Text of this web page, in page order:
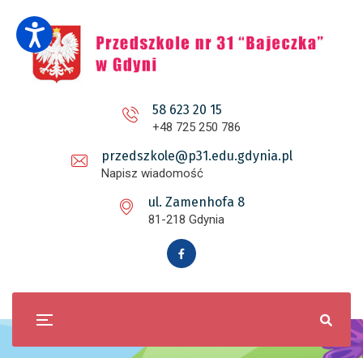
58 623 20 15
+48 725 250 786
przedszkole@p31.edu.gdynia.pl
Napisz wiadomość
ul. Zamenhofa 8
81-218 Gdynia